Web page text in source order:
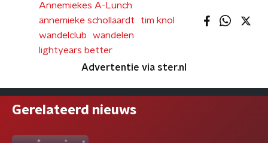
Annemiekes A-Lunch
annemieke schollaardt
tim knol
wandelclub
wandelen
lightyears better
Advertentie via ster.nl
Gerelateerd nieuws